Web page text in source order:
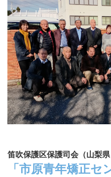
笛吹保護区保護司会（山梨県
「市原青年矯正